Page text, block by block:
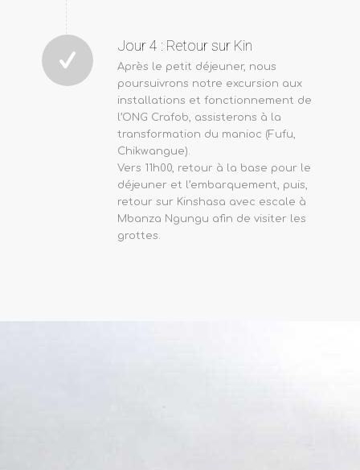
Jour 4 : Retour sur Kin
Après le petit déjeuner, nous
poursuivrons notre excursion aux
installations et fonctionnement de
l’ONG Crafob, assisterons à la
transformation du manioc (Fufu,
Chikwangue).
Vers 11h00, retour à la base pour le
déjeuner et l’embarquement, puis,
retour sur Kinshasa avec escale à
Mbanza Ngungu afin de visiter les
grottes.